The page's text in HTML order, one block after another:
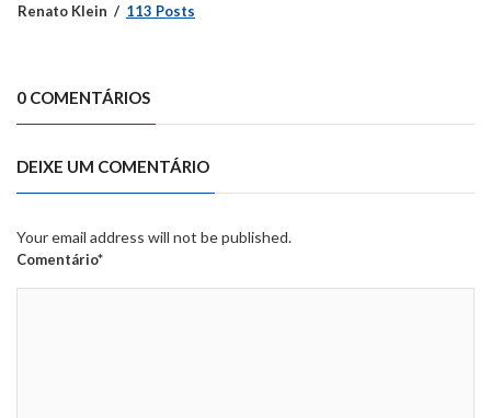
Renato Klein 113 Posts
0 COMENTÁRIOS
DEIXE UM COMENTÁRIO
Your email address will not be published.
Comentário*